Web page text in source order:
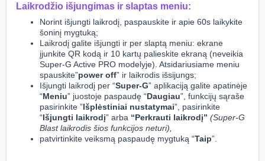
Laikrodžio išjungimas ir slaptas meniu:
Norint išjungti laikrodį, paspauskite ir apie 60s laikykite
šoninį mygtuką;
Laikrodį galite išjungti ir per slaptą meniu: ekrane
įjunkite QR kodą ir 10 kartų palieskite ekraną (neveikia
Super-G Active PRO modelyje). Atsidariusiame meniu
spauskite”power off” ir laikrodis išsijungs;
Išjungti laikrodį per “Super-G” aplikaciją galite apatinėje
“Meniu” juostoje paspaudę “Daugiau”, funkcijų sąraše
pasirinkite ”Išplėstiniai nustatymai”, pasirinkite
“Išjungti laikrodį” arba “Perkrauti laikrodį” (Super-G
Blast laikrodis šios funkcijos neturi),
patvirtinkite veiksmą paspaudę mygtuką “Taip”.